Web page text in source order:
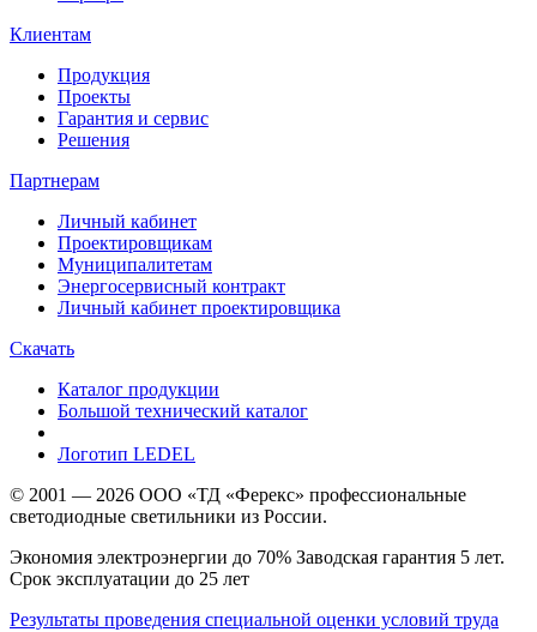
Клиентам
Продукция
Проекты
Гарантия и сервис
Решения
Партнерам
Личный кабинет
Проектировщикам
Муниципалитетам
Энергосервисный контракт
Личный кабинет проектировщика
Скачать
Каталог продукции
Большой технический каталог
Логотип LEDEL
© 2001 — 2026 ООО «ТД «Ферекс» профессиональные
светодиодные светильники из России.
Экономия электроэнергии до 70% Заводская гарантия 5 лет.
Срок эксплуатации до 25 лет
Результаты проведения специальной оценки условий труда